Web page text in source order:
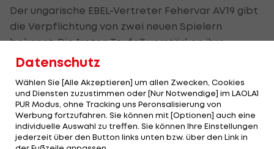
Der ungarische EBEL-Vertreter Fehervar AV19 gibt
die Verpflichtung von zwei neuen Spielern
bekannt. Die "roten Teufel" verstärken ihre
Abwehr mit dem 32-jährigen Schweden Johan
den EHC München in der DEL auf dem Eis stand. Im
Sturm soll der US-Amerikaner Jeff LoVecchio für
Torgefahr sorgen. Der 28-Jährige verbuchte
vergangene Saison in der norwegischen Liga für
Datenschutz
Wählen Sie [Alle Akzeptieren] um allen Zwecken, Cookies
und Diensten zuzustimmen oder [Nur Notwendige] im LAOLA1
PUR Modus, ohne Tracking uns Peronsalisierung von
Werbung fortzufahren. Sie können mit [Optionen] auch eine
individuelle Auswahl zu treffen. Sie können Ihre Einstellungen
jederzeit über den Button links unten bzw. über den Link in